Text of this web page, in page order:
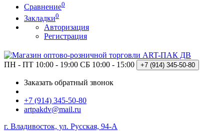
Сравнение0
Закладки0
Авторизация
Регистрация
ПН - ПТ 10:00 - 19:00 СБ 10:00 - 15:00 +7 (914) 345-50-80
Заказать обратный звонок
+7 (914) 345-50-80
artpakdv@mail.ru
г. Владивосток, ул. Русская, 94-А